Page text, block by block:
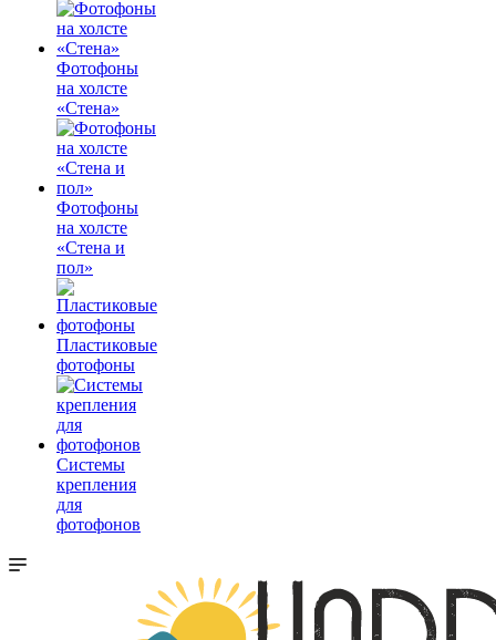
Фотофоны
на холсте
«Стена»
Фотофоны
на холсте
«Стена и
пол»
Пластиковые
фотофоны
Системы
крепления
для
фотофонов